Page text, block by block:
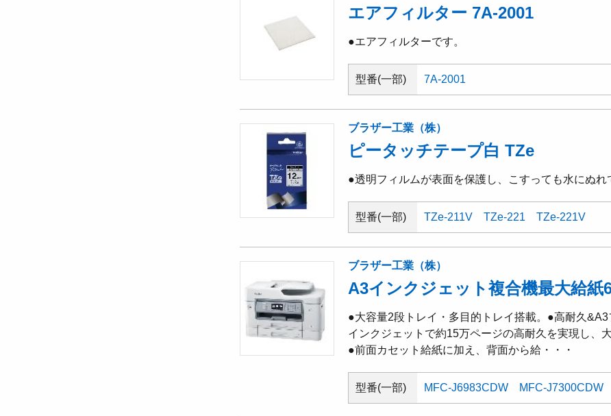
エアフィルター 7A-2001
●エアフィルターです。
型番(一部) 7A-2001
ブラザー工業（株）
ピータッチテープ白 TZe
●透明フィルムが表面を保護し、こすっても水にぬれ
型番(一部) TZe-211V TZe-221 TZe-221V
ブラザー工業（株）
A3インクジェット複合機最大給紙
●大容量2段トレイ・多目的トレイ搭載。●高耐久
インクジェットで約15万ページの高耐久を実現し、
●前面カセット給紙に加え、背面から給・・・
型番(一部) MFC-J6983CDW MFC-J7300CDW